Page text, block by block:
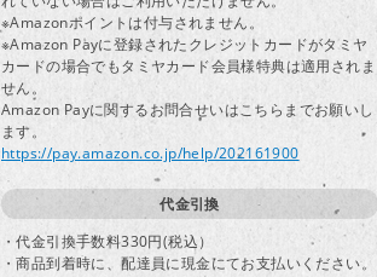
※Amazonポイントは付与されません。
※Amazon Payに登録されたクレジットカードがタミヤ
カードの場合でもタミヤカード会員様特典は適用されま
せん。
Amazon Payに関するお問合せいはこちらまでお願いし
ます。
https://pay.amazon.co.jp/help/202161900
代金引換
・代金引換手数料330円(税込）
・商品到着時に、配達員に現金にてお支払いください。